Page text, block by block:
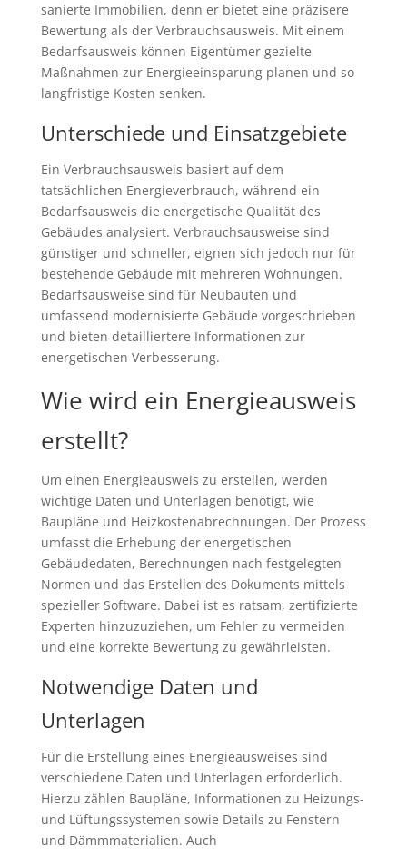
sanierte Immobilien, denn er bietet eine präzisere
Bewertung als der Verbrauchsausweis. Mit einem
Bedarfsausweis können Eigentümer gezielte
Maßnahmen zur Energieeinsparung planen und so
langfristige Kosten senken.
Unterschiede und Einsatzgebiete
Ein Verbrauchsausweis basiert auf dem
tatsächlichen Energieverbrauch, während ein
Bedarfsausweis die energetische Qualität des
Gebäudes analysiert. Verbrauchsausweise sind
günstiger und schneller, eignen sich jedoch nur für
bestehende Gebäude mit mehreren Wohnungen.
Bedarfsausweise sind für Neubauten und
umfassend modernisierte Gebäude vorgeschrieben
und bieten detailliertere Informationen zur
energetischen Verbesserung.
Wie wird ein Energieausweis
erstellt?
Um einen Energieausweis zu erstellen, werden
wichtige Daten und Unterlagen benötigt, wie
Baupläne und Heizkostenabrechnungen. Der Prozess
umfasst die Erhebung der energetischen
Gebäudedaten, Berechnungen nach festgelegten
Normen und das Erstellen des Dokuments mittels
spezieller Software. Dabei ist es ratsam, zertifizierte
Experten hinzuzuziehen, um Fehler zu vermeiden
und eine korrekte Bewertung zu gewährleisten.
Notwendige Daten und
Unterlagen
Für die Erstellung eines Energieausweises sind
verschiedene Daten und Unterlagen erforderlich.
Hierzu zählen Baupläne, Informationen zu Heizungs-
und Lüftungssystemen sowie Details zu Fenstern
und Dämmmaterialien. Auch